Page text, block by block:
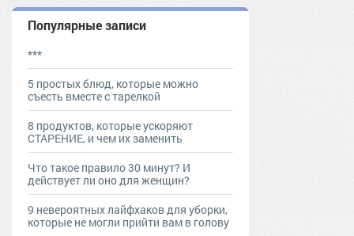
Популярные записи
***
5 простых блюд, которые можно
съесть вместе с тарелкой
8 продуктов, которые ускоряют
СТАРЕНИЕ, и чем их заменить
Что такое правило 30 минут? И
действует ли оно для женщин?
9 невероятных лайфхаков для уборки,
которые не могли прийти вам в голову